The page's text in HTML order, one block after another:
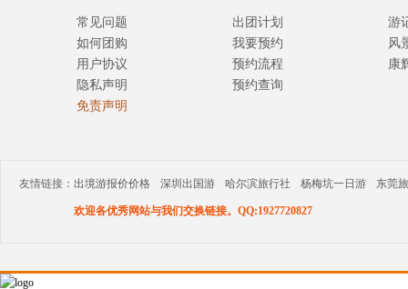
常见问题
如何团购
用户协议
隐私声明
免责声明
出团计划
我要预约
预约流程
预约查询
游
风
康
友情链接： 出境游报价价格 深圳出国游 哈尔滨旅行社 杨梅坑一日游 东莞
欢迎各优秀网站与我们交换链接。QQ:1927720827